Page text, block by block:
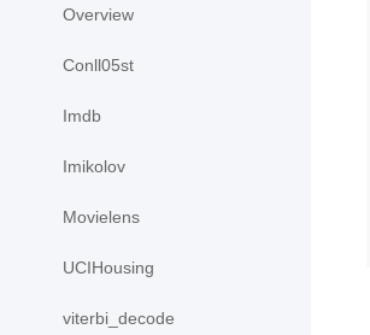
Overview
Conll05st
Imdb
Imikolov
Movielens
UCIHousing
viterbi_decode